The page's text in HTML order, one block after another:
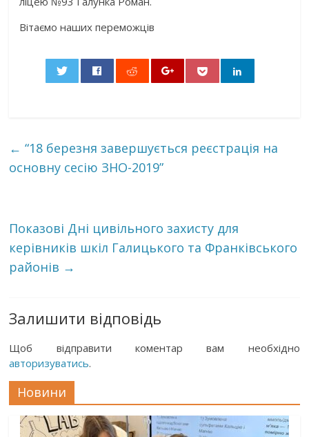
Вітаємо наших переможців
← “18 березня завершується реєстрація на
основну сесію ЗНО-2019”
Показові Дні цивільного захисту для
керівників шкіл Галицького та Франківського
районів →
Залишити відповідь
Щоб відправити коментар вам необхідно
авторизуватись.
Новини